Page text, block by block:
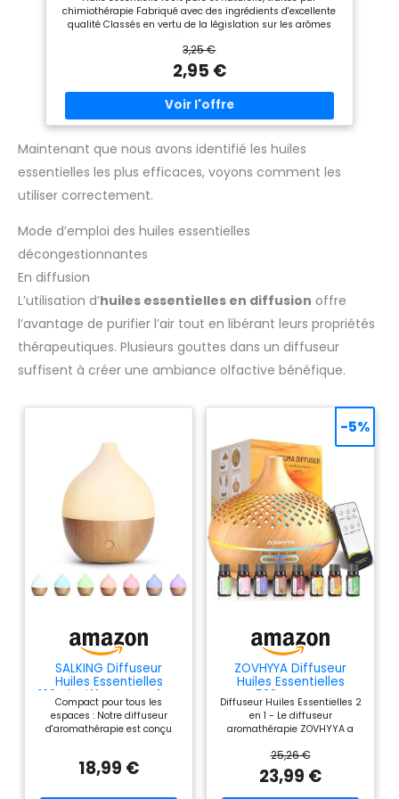
et de complexes de diffusion.
chimiothérapie Fabriqué avec des ingrédients d'excellente
qualité Classés en vertu de la législation sur les arômes
alimentaires et définis selon la norme HEBBD,
botaniquement et biochimiquement Garantie d'une qualité
et d'une traçabilité supérieures
3,25 €
2,95 €
Maintenant que nous avons identifié les huiles
essentielles les plus efficaces, voyons comment les
utiliser correctement.
Mode d’emploi des huiles essentielles
décongestionnantes
En diffusion
L’utilisation d’huiles essentielles en diffusion offre
l’avantage de purifier l’air tout en libérant leurs propriétés
thérapeutiques. Plusieurs gouttes dans un diffuseur
suffisent à créer une ambiance olfactive bénéfique.
SALKING Diffuseur
Huiles Essentielles
100ml, Diffuseur Parfum
Maison 8 LED
Compact pour tous les
espaces : Notre diffuseur
d'aromathérapie est conçu
espaces. Rehaussez votre
minimaliste typique nordique
18,99 €
ZOVHYYA Diffuseur
Huiles Essentielles
500ML avec
Télécommande 14 LED
Diffuseur Huiles Essentielles 2
en 1 - Le diffuseur
aromathérapie ZOVHYYA a
une capacité de 500 ml et
peut être utilisé en continu
jusqu'à 10 heures
(brumisation minimale).
L'ajout d'huiles essentielles
25,26 €
23,99 €
-5%